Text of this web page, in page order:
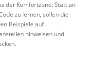
der Komfortzone: Statt an
zu lernen, sollen die
­Beispiele auf
hinweisen und